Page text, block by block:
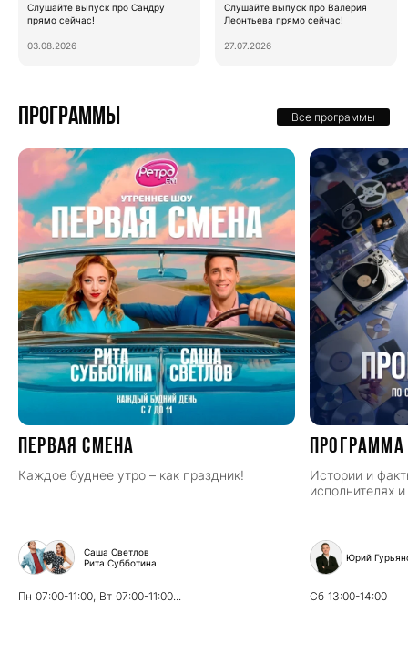
Слушайте выпуск про Сандру
прямо сейчас!
03.08.2026
Слушайте выпуск про Валерия
Леонтьева прямо сейчас!
27.07.2026
Программы Все программы
ПЕРВАЯ СМЕНА
Каждое буднее утро – как праздник!
Саша Светлов
Рита Субботина
Пн 07:00-11:00, Вт 07:00-11:00...
Истории и
исполнителях
Юрий
Сб 13:00-14:00